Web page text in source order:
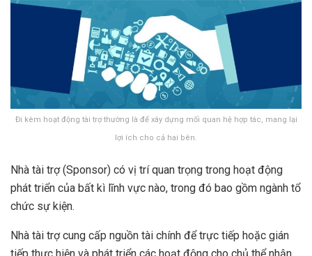
Đi kèm hoạt động tài trợ thường là để xây dựng mối quan hệ hợp tác, mang lại
lợi ích cho cả hai bên.
Nhà tài trợ (Sponsor) có vị trí quan trọng trong hoạt động
phát triển của bất kì lĩnh vực nào, trong đó bao gồm ngành tổ
chức sự kiện.
Nhà tài trợ cung cấp nguồn tài chính để trực tiếp hoặc gián